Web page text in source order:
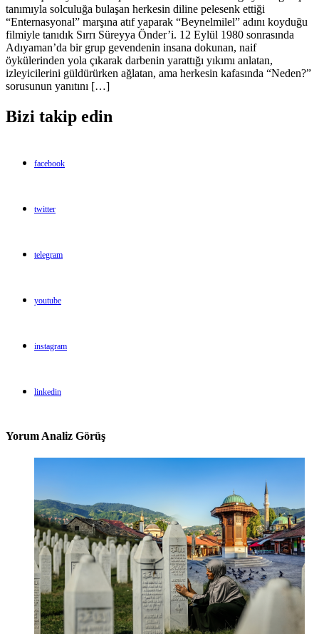
tanımıyla solculuğa bulaşan herkesin diline pelesenk ettiği
“Enternasyonal” marşına atıf yaparak “Beynelmilel” adını koyduğu
filmiyle tanıdık Sırrı Süreyya Önder’i. 12 Eylül 1980 sonrasında
Adıyaman’da bir grup gevendenin insana dokunan, naif
öykülerinden yola çıkarak darbenin yarattığı yıkımı anlatan,
izleyicilerini güldürürken ağlatan, ama herkesin kafasında “Neden?”
sorusunun yanıtını […]
Bizi takip edin
facebook
twitter
telegram
youtube
instagram
linkedin
Yorum Analiz Görüş